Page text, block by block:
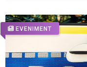
EVENIMENT